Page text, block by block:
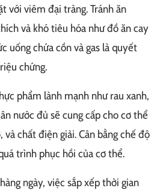
với viêm đại tràng. Tránh ăn
và khó tiêu hóa như đồ ăn cay
uống chứa cồn và gas là quyết
chứng.
phẩm lành mạnh như rau xanh,
nước đủ sẽ cung cấp cho cơ thể
chất điện giải. Cân bằng chế độ
trình phục hồi của cơ thể.
ngày, việc sắp xếp thời gian